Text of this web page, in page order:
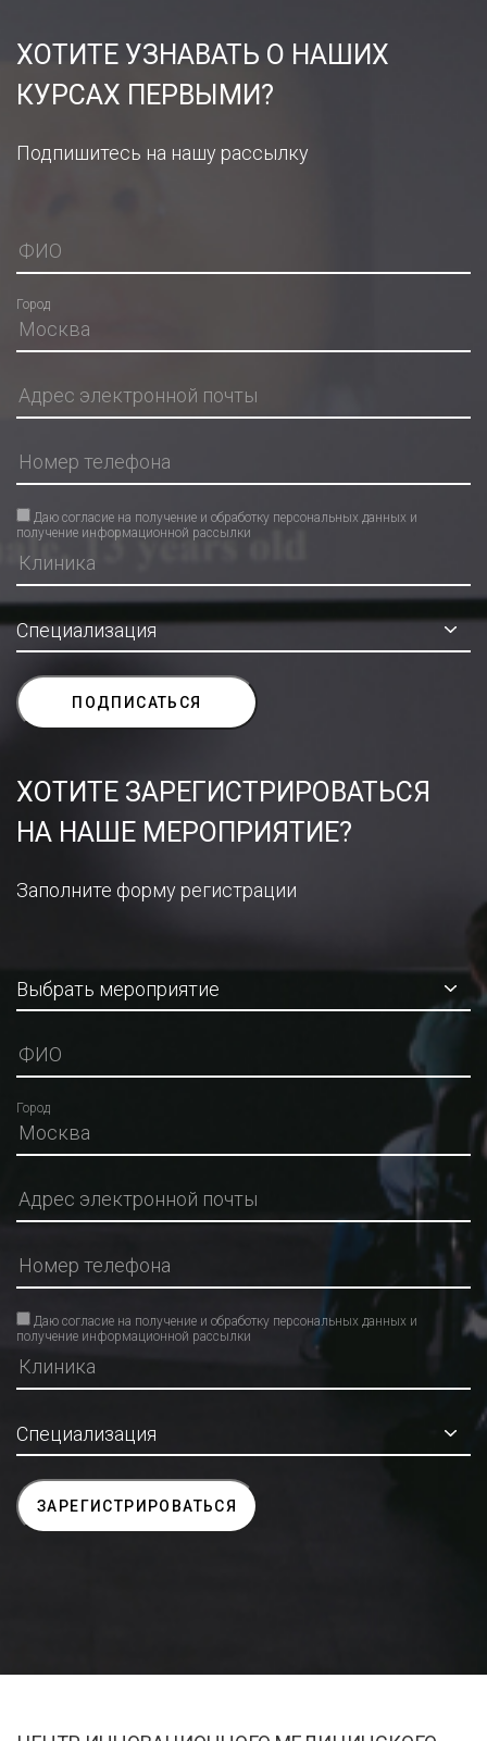
ХОТИТЕ УЗНАВАТЬ О НАШИХ
КУРСАХ ПЕРВЫМИ?
Подпишитесь на нашу рассылку
Город
Даю согласие на получение и обработку персональных данных и
получение информационной рассылки
ХОТИТЕ ЗАРЕГИСТРИРОВАТЬСЯ
НА НАШЕ МЕРОПРИЯТИЕ?
Заполните форму регистрации
Город
Даю согласие на получение и обработку персональных данных и
получение информационной рассылки